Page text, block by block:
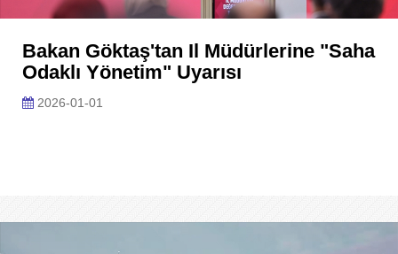
Bakan Göktaş'tan Il Müdürlerine "saha
Odaklı Yönetim" Uyarısı
2026-01-01